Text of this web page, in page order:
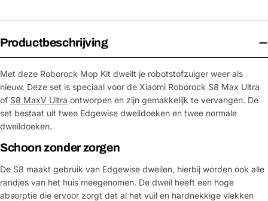
Productbeschrijving
Met deze Roborock Mop Kit dweilt je robotstofzuiger weer als
nieuw. Deze set is speciaal voor de Xiaomi Roborock S8 Max Ultra
of S8 MaxV Ultra ontworpen en zijn gemakkelijk te vervangen. De
set bestaat uit twee Edgewise dweildoeken en twee normale
dweildoeken.
Schoon zonder zorgen
De S8 maakt gebruik van Edgewise dweilen, hierbij worden ook alle
randjes van het huis meegenomen. De dweil heeft een hoge
absorptie die ervoor zorgt dat al het vuil en hardnekkige vlekken